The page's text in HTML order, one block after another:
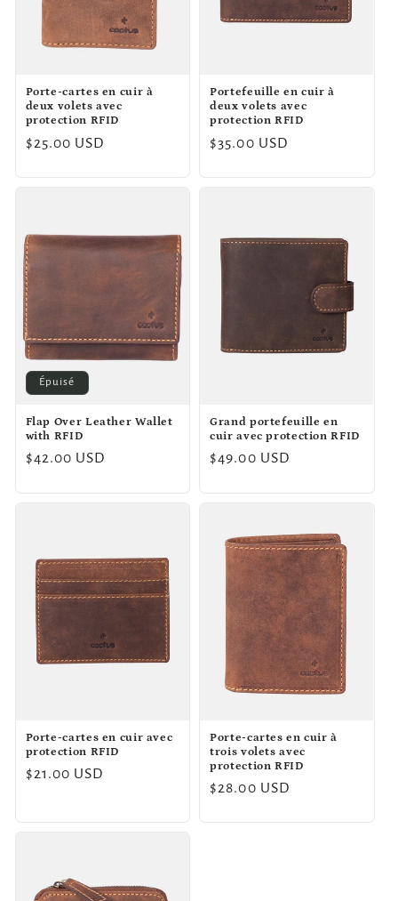
Porte-cartes en cuir à
deux volets avec
protection RFID
Prix
$25.00 USD
Portefeuille en cuir à
deux volets avec
protection RFID
Prix
$35.00 USD
Épuisé
Flap Over Leather Wallet
with RFID
Prix
$42.00 USD
Grand portefeuille en
cuir avec protection RFID
Prix
$49.00 USD
Porte-cartes en cuir avec
protection RFID
Prix
$21.00 USD
Porte-cartes en cuir à
trois volets avec
protection RFID
Prix
$28.00 USD